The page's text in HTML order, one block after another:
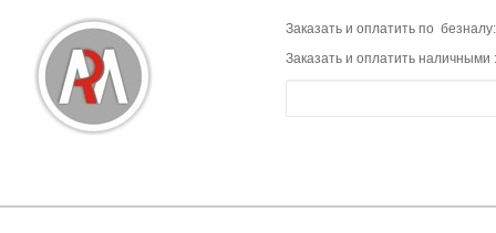
Заказать и оплатить по
Заказать и оплатить наличными